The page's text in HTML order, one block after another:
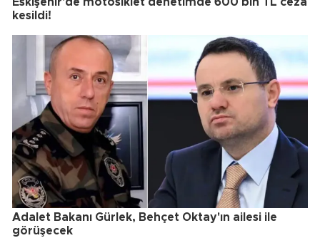
Eskişehir'de motosiklet denetimde 600 bin TL ceza
kesildi!
Adalet Bakanı Gürlek, Behçet Oktay'ın ailesi ile
görüşecek